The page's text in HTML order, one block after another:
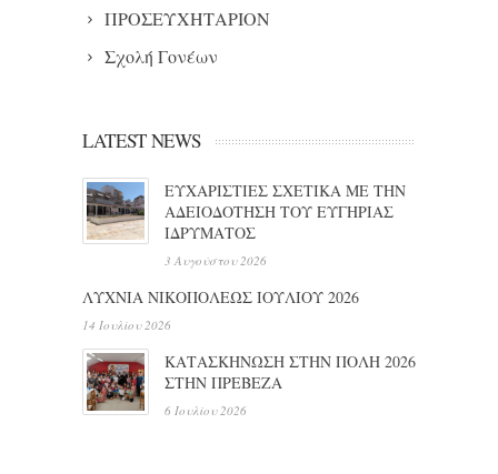
ΠΡΟΣΕΥΧΗΤΑΡΙΟΝ
Σχολή Γονέων
LATEST NEWS
ΕΥΧΑΡΙΣΤΙΕΣ ΣΧΕΤΙΚΑ ΜΕ ΤΗΝ
ΑΔΕΙΟΔΟΤΗΣΗ ΤΟΥ ΕΥΓΗΡΙΑΣ
ΙΔΡΥΜΑΤΟΣ
3 Αυγούστου 2026
ΛΥΧΝΙΑ ΝΙΚΟΠΟΛΕΩΣ ΙΟΥΛΙΟΥ 2026
14 Ιουλίου 2026
ΚΑΤΑΣΚΗΝΩΣΗ ΣΤΗΝ ΠΟΛΗ 2026
ΣΤΗΝ ΠΡΕΒΕΖΑ
6 Ιουλίου 2026